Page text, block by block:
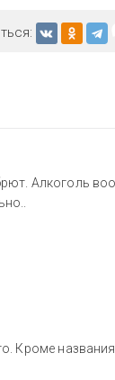
Алкоголь
Кроме